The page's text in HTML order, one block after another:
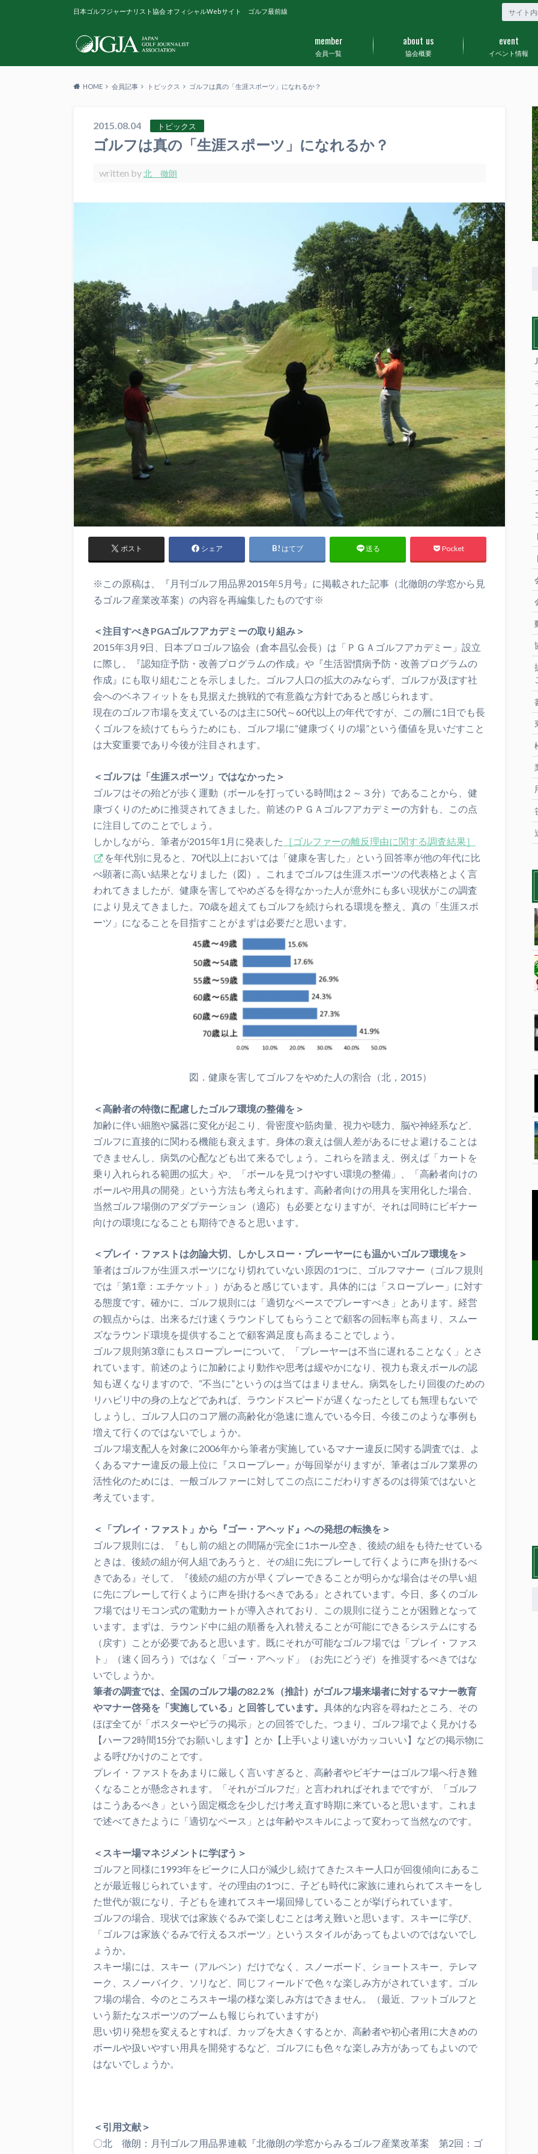
日本ゴルフジャーナリスト協会 オフィシャルWebサイト ゴルフ最前線
会員一覧
member
協会概要
about us
イベント情報
event
HOME 会員記事 トピックス ゴルフは真の「生涯スポーツ」になれるか？
2015.08.04 トピックス
ゴルフは真の「生涯スポーツ」になれるか？
written by北 徹朗
ポスト シェア はてブ 送る Pocket
※この原稿は、『月刊ゴルフ用品界2015年5月号』に掲載された記事（北徹朗の学窓から見
るゴルフ産業改革案）の内容を再編集したものです※
＜注目すべきPGAゴルフアカデミーの取り組み＞
2015年3月9日、日本プロゴルフ協会（倉本昌弘会長）は「ＰＧＡゴルフアカデミー」設立
に際し、『認知症予防・改善プログラムの作成』や『生活習慣病予防・改善プログラムの
作成』にも取り組むことを示しました。ゴルフ人口の拡大のみならず、ゴルフが及ぼす社
会へのベネフィットをも見据えた挑戦的で有意義な方針であると感じられます。
現在のゴルフ市場を支えているのは主に50代～60代以上の年代ですが、この層に1日でも長
くゴルフを続けてもらうためにも、ゴルフ場に“健康づくりの場”という価値を見いだすこと
は大変重要であり今後が注目されます。
＜ゴルフは「生涯スポーツ」ではなかった＞
ゴルフはその殆どが歩く運動（ボールを打っている時間は２～３分）であることから、健
康づくりのために推奨されてきました。前述のＰＧＡゴルフアカデミーの方針も、この点
に注目してのことでしょう。
しかしながら、筆者が2015年1月に発表した
［ゴルファーの離反理由に関する調査結果］
を年代別に見ると、70代以上においては「健康を害した」という回答率が他の年代に比
べ顕著に高い結果となりました（図）。これまでゴルフは生涯スポーツの代表格とよく言
われてきましたが、健康を害してやめざるを得なかった人が意外にも多い現状がこの調査
により見えてきました。70歳を超えてもゴルフを続けられる環境を整え、真の「生涯スポ
ーツ」になることを目指すことがまずは必要だと思います。
図．健康を害してゴルフをやめた人の割合（北，2015）
＜高齢者の特徴に配慮したゴルフ環境の整備を＞
加齢に伴い細胞や臓器に変化が起こり、骨密度や筋肉量、視力や聴力、脳や神経系など、
ゴルフに直接的に関わる機能も衰えます。身体の衰えは個人差があるにせよ避けることは
できませんし、病気の心配なども出て来るでしょう。これらを踏まえ、例えば「カートを
乗り入れられる範囲の拡大」や、「ボールを見つけやすい環境の整備」、「高齢者向けの
ボールや用具の開発」という方法も考えられます。高齢者向けの用具を実用化した場合、
当然ゴルフ場側のアダプテーション（適応）も必要となりますが、それは同時にビギナー
向けの環境になることも期待できると思います。
＜プレイ・ファストは勿論大切、しかしスロー・プレーヤーにも温かいゴルフ環境を＞
筆者はゴルフが生涯スポーツになり切れていない原因の1つに、ゴルフマナー（ゴルフ規則
では「第1章：エチケット」）があると感じています。具体的には「スロープレー」に対す
る態度です。確かに、ゴルフ規則には「適切なペースでプレーすべき」とあります。経営
の観点からは、出来るだけ速くラウンドしてもらうことで顧客の回転率も高まり、スムー
ズなラウンド環境を提供することで顧客満足度も高まることでしょう。
ゴルフ規則第3章にもスロープレーについて、「プレーヤーは不当に遅れることなく」とさ
れています。前述のように加齢により動作や思考は緩やかになり、視力も衰えボールの認
知も遅くなりますので、“不当に”というのは当てはまりません。病気をしたり回復のための
リハビリ中の身の上などであれば、ラウンドスピードが遅くなったとしても無理もないで
しょうし、ゴルフ人口のコア層の高齢化が急速に進んでいる今日、今後このような事例も
増えて行くのではないでしょうか。
ゴルフ場支配人を対象に2006年から筆者が実施しているマナー違反に関する調査では、よ
くあるマナー違反の最上位に『スロープレー』が毎回挙がりますが、筆者はゴルフ業界の
活性化のためには、一般ゴルファーに対してこの点にこだわりすぎるのは得策ではないと
考えています。
＜「プレイ・ファスト」から『ゴー・アヘッド』への発想の転換を＞
ゴルフ規則には、『もし前の組との間隔が完全に1ホール空き、後続の組をも待たせている
ときは、後続の組が何人組であろうと、その組に先にプレーして行くように声を掛けるべ
きである』そして、『後続の組の方が早くプレーできることが明らかな場合はその早い組
に先にプレーして行くように声を掛けるべきである』とされています。今日、多くのゴル
フ場ではリモコン式の電動カートが導入されており、この規則に従うことが困難となって
います。まずは、ラウンド中に組の順番を入れ替えることが可能にできるシステムにする
（戻す）ことが必要であると思います。既にそれが可能なゴルフ場では「プレイ・ファス
ト」（速く回ろう）ではなく「ゴー・アヘッド」（お先にどうぞ）を推奨するべきではな
いでしょうか。
筆者の調査では、全国のゴルフ場の82.2％（推計）がゴルフ場来場者に対するマナー教育
やマナー啓発を「実施している」と回答しています。 具体的な内容を尋ねたところ、その
ほぼ全てが「ポスターやビラの掲示」との回答でした。つまり、ゴルフ場でよく見かける
【ハーフ2時間15分でお願いします】とか【上手いより速いがカッコいい】などの掲示物に
よる呼びかけのことです。
プレイ・ファストをあまりに厳しく言いすぎると、高齢者やビギナーはゴルフ場へ行き難
くなることが懸念されます。「それがゴルフだ」と言われればそれまでですが、「ゴルフ
はこうあるべき」という固定概念を少しだけ考え直す時期に来ていると思います。これま
で述べてきたように「適切なペース」とは年齢やスキルによって変わって当然なのです。
＜スキー場マネジメントに学ぼう＞
ゴルフと同様に1993年をピークに人口が減少し続けてきたスキー人口が回復傾向にあるこ
とが最近報じられています。その理由の1つに、子ども時代に家族に連れられてスキーをし
た世代が親になり、子どもを連れてスキー場回帰していることが挙げられています。
ゴルフの場合、現状では家族ぐるみで楽しむことは考え難いと思います。スキーに学び、
「ゴルフは家族ぐるみで行えるスポーツ」というスタイルがあってもよいのではないでし
ょうか。
スキー場には、スキー（アルペン）だけでなく、スノーボード、ショートスキー、テレマ
ーク、スノーバイク、ソリなど、同じフィールドで色々な楽しみ方がされています。ゴル
フ場の場合、今のところスキー場の様な楽しみ方はできません。（最近、フットゴルフと
いう新たなスポーツのブームも報じられていますが）
思い切り発想を変えるとすれば、カップを大きくするとか、高齢者や初心者用に大きめの
ボールや扱いやすい用具を開発するなど、ゴルフにも色々な楽しみ方があってもよいので
はないでしょうか。
＜引用文献＞
〇北 徹朗：月刊ゴルフ用品界連載『北徹朗の学窓からみるゴルフ産業改革案 第2回：ゴ